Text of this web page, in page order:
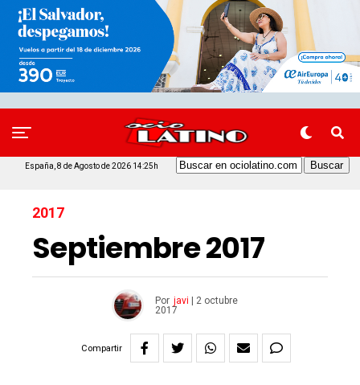
España, 8 de Agosto de 2026 14:25h
2017
Septiembre 2017
Por javi
2 octubre
2017
Compartir